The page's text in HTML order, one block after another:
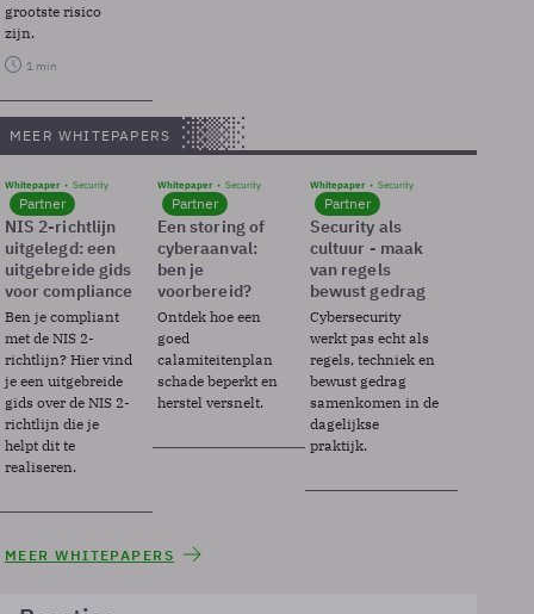
grootste risico
zijn.
1 min
MEER WHITEPAPERS
Whitepaper Security
Partner
NIS 2-richtlijn
uitgelegd: een
uitgebreide gids
voor compliance
Ben je compliant
met de NIS 2-
richtlijn? Hier vind
je een uitgebreide
gids over de NIS 2-
richtlijn die je
helpt dit te
realiseren.
Whitepaper Security
Partner
Een storing of
cyberaanval:
ben je
voorbereid?
Ontdek hoe een
goed
calamiteitenplan
schade beperkt en
herstel versnelt.
Whitepaper Security
Partner
Security als
cultuur - maak
van regels
bewust gedrag
Cybersecurity
werkt pas echt als
regels, techniek en
bewust gedrag
samenkomen in de
dagelijkse
praktijk.
MEER WHITEPAPERS